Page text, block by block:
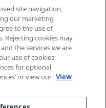
site navigation,
our marketing
to the use of
Rejecting cookies may
the services we are
use of cookies
for optional
or view our View